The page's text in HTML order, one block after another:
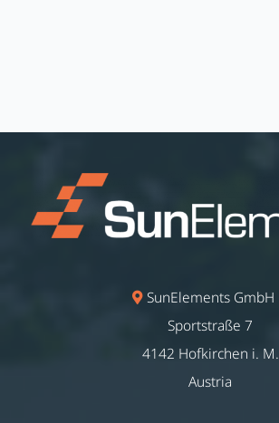
SunElements GmbH
Sportstraße 7
4142 Hofkirchen i. M.
Austria